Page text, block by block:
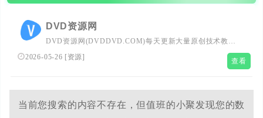
DVD资源网
DVD资源网(DVDDVD.COM)每天更新大量原创技术教程,
线报活动,QQ软件等,欢迎各位基佬访问学习,给QQ爱好者们
2026-05-26 [资源] 查看
当前您搜索的内容不存在，但值班的小聚发现您的数